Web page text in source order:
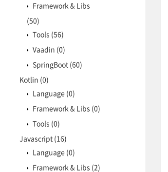
Framework & Libs
(50)
Tools (56)
Vaadin (0)
SpringBoot (60)
Kotlin (0)
Language (0)
Framework & Libs (0)
Tools (0)
Javascript (16)
Language (0)
Framework & Libs (2)